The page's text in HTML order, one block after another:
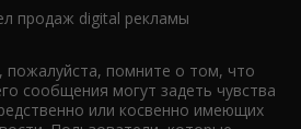
продаж digital рекламы
пожалуйста, помните о том, что
сообщения могут задеть чувства
или косвенно имеющих